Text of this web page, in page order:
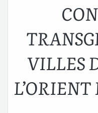
VILLES